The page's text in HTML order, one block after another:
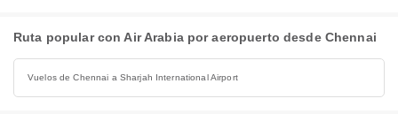
Ruta popular con Air Arabia por aeropuerto desde Chennai
Vuelos de Chennai a Sharjah International Airport